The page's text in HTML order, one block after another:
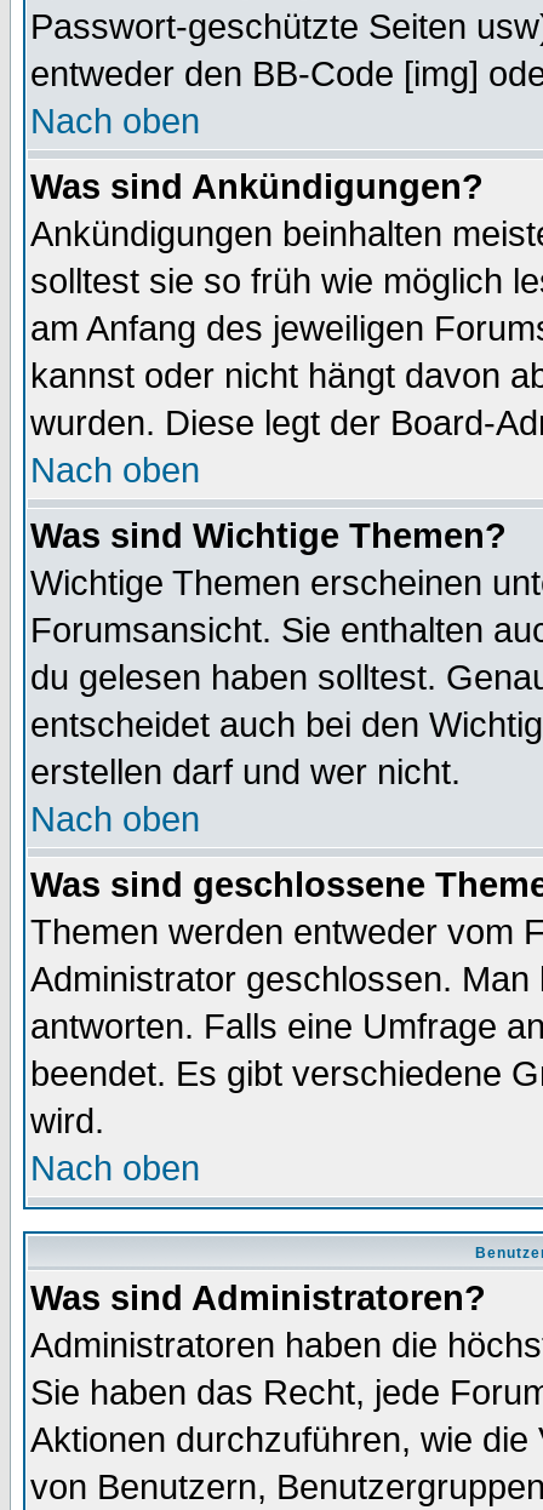
Passwort-geschützte Seiten
entweder den BB-Code [img]
Nach oben
Was sind Ankündigungen?
Ankündigungen beinhalten
solltest sie so früh wie möglich
am Anfang des jeweiligen
kannst oder nicht hängt davon
wurden. Diese legt der Board-
Nach oben
Was sind Wichtige Themen?
Wichtige Themen erscheinen
Forumsansicht. Sie enthalten
du gelesen haben solltest.
entscheidet auch bei den
erstellen darf und wer nicht.
Nach oben
Was sind geschlossene
Themen werden entweder vom
Administrator geschlossen.
antworten. Falls eine Umfrage
beendet. Es gibt verschiedene
wird.
Nach oben
Was sind Administratoren?
Administratoren haben die
Sie haben das Recht, jede
Aktionen durchzuführen, wie
von Benutzern,